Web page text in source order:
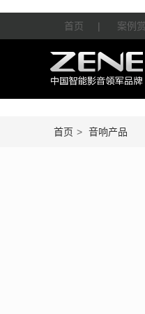
首页 | 案例
首页 > 音响产品